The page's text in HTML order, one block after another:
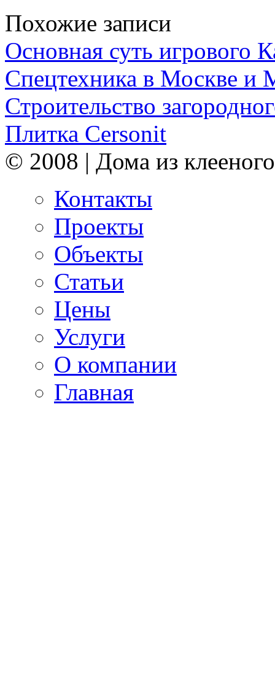
Похожие записи
Основная суть игрового
Спецтехника в Москве и
Строительство
Плитка Cersonit
© 2008 | Дома из
Контакты
Проекты
Объекты
Статьи
Цены
Услуги
О компании
Главная